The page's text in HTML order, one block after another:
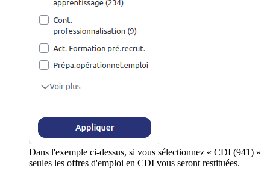
Dans l'exemple ci-dessus, si vous sélectionnez « CDI (941) »
seules les offres d'emploi en CDI vous seront restituées.